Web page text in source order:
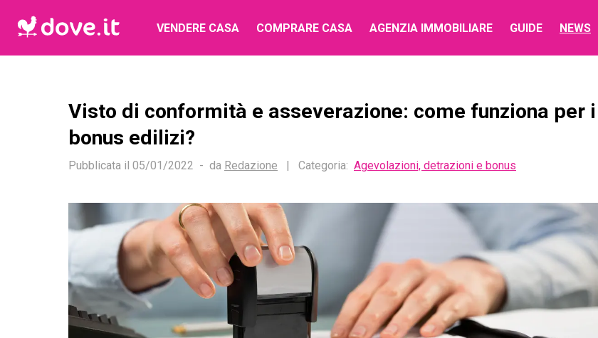
VENDERE CASA COMPRARE CASA AGENZIA IMMOBILIARE GUIDE NEWS
Visto di conformità e asseverazione: come funziona per i
bonus edilizi?
Pubblicata il 05/01/2022 da Redazione | Categoria: Agevolazioni, detrazioni e bonus